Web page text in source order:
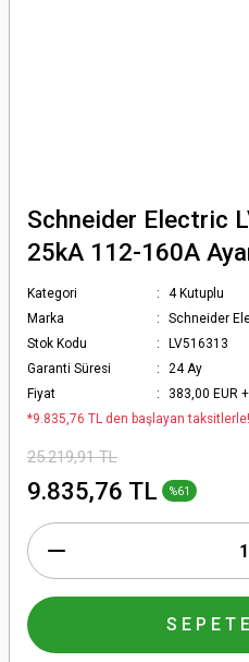
Schneider Electric
25kA 112-160A
Kategori
4 Kutuplu
Marka
Schneider
Stok Kodu
LV516313
Garanti Süresi
24 Ay
Fiyat
383,00 EUR
*9.835,76 TL den başlayan taksitlerle!
25.219,91 TL
9.835,76 TL %61